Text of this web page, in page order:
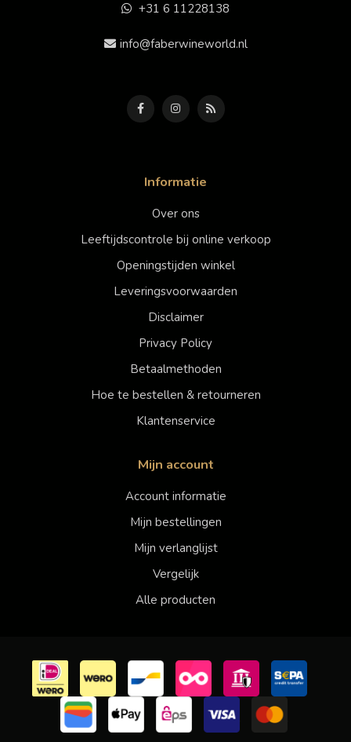
+31 6 11228138
info@faberwineworld.nl
Informatie
Over ons
Leeftijdscontrole bij online verkoop
Openingstijden winkel
Leveringsvoorwaarden
Disclaimer
Privacy Policy
Betaalmethoden
Hoe te bestellen & retourneren
Klantenservice
Mijn account
Account informatie
Mijn bestellingen
Mijn verlanglijst
Vergelijk
Alle producten